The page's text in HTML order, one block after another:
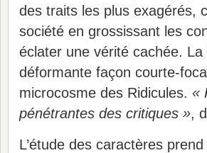
des traits les plus exagérés,
société en grossissant les
éclater une vérité cachée.
déformante façon courte-
microcosme des Ridicules. «
pénétrantes des critiques »,
L’étude des caractères